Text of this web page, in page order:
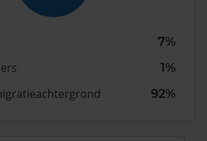
7%
1%
92%